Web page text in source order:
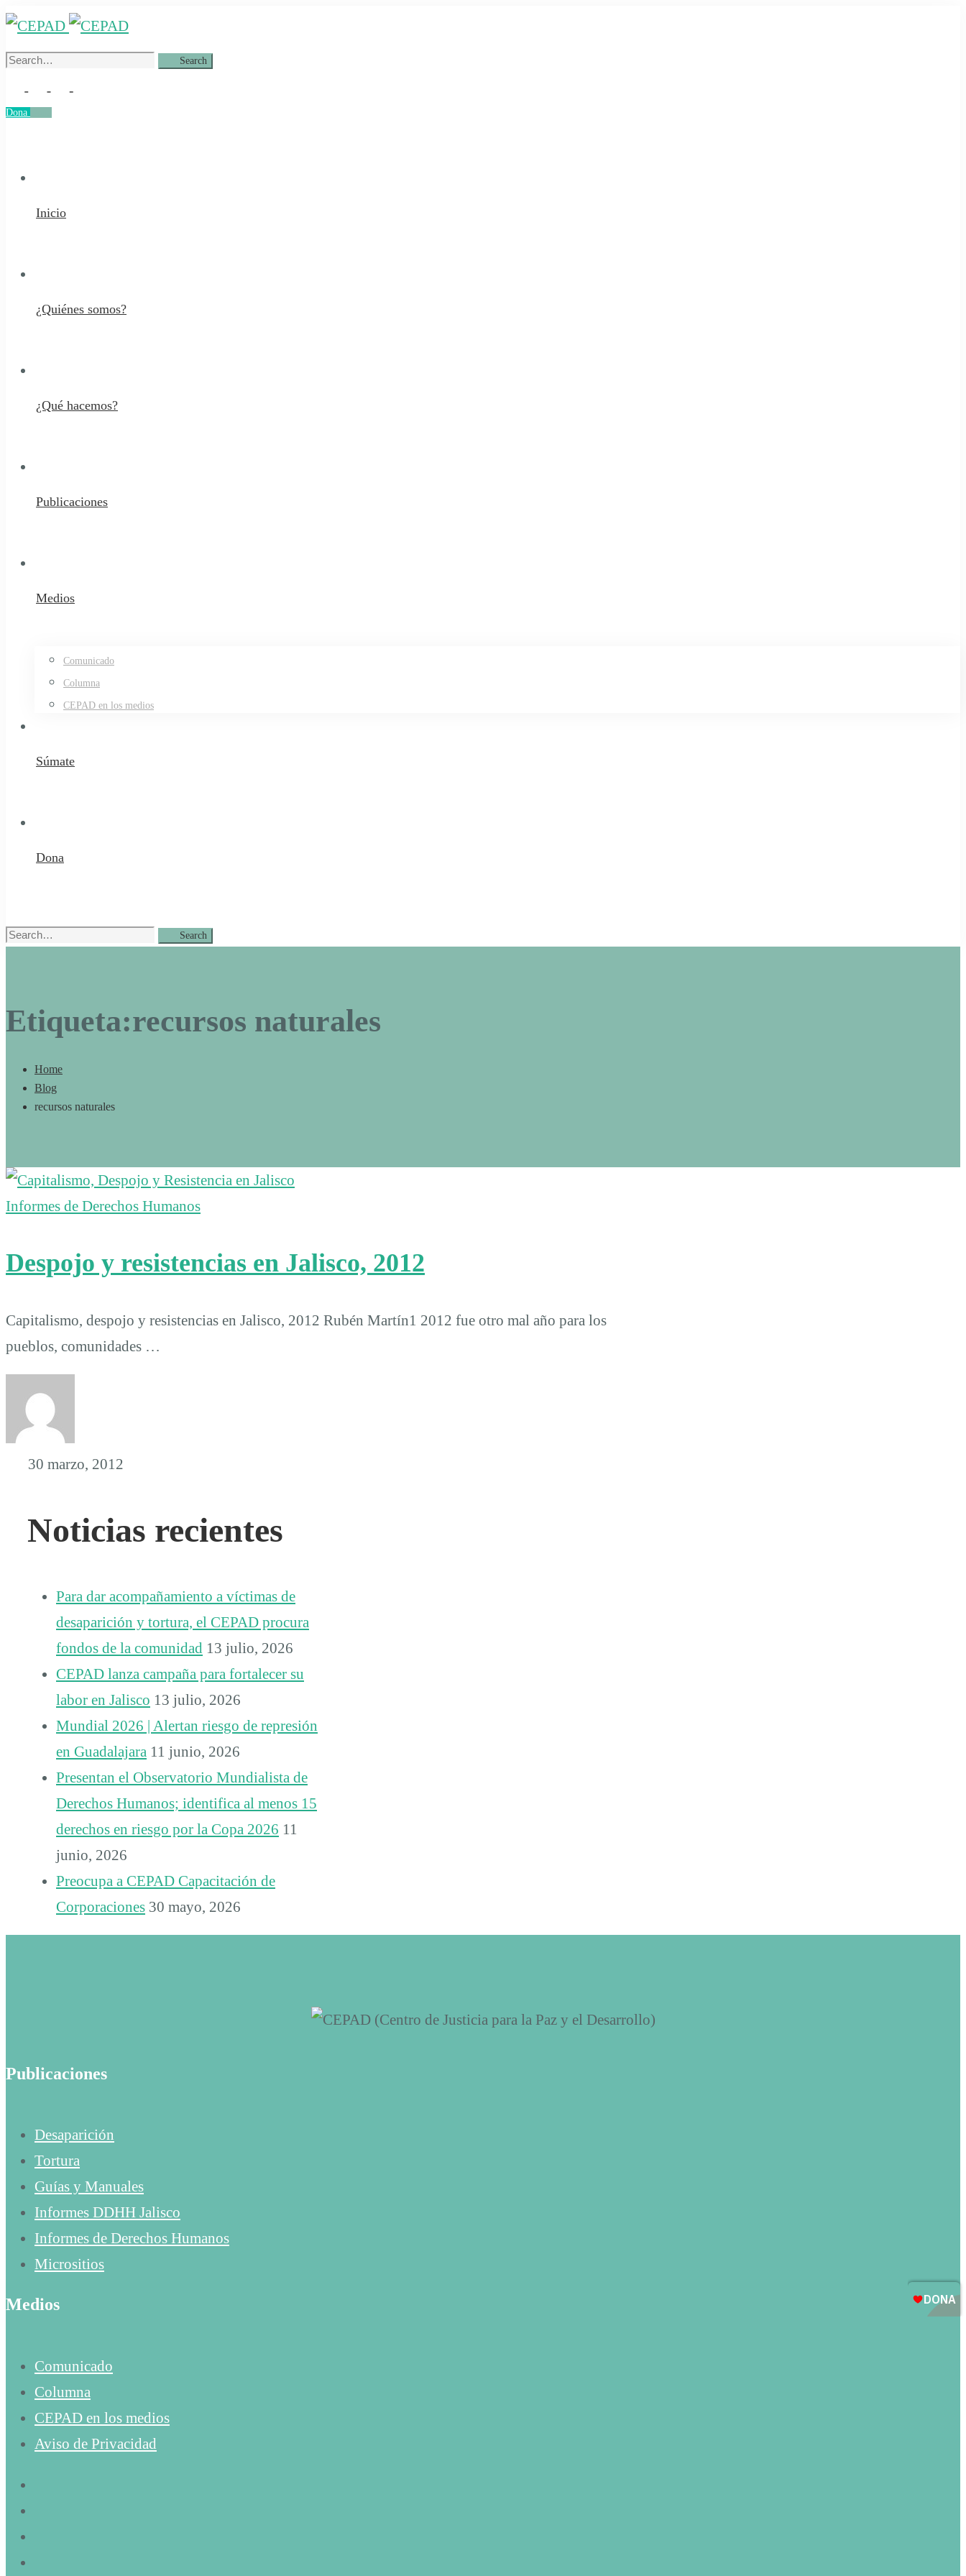
Search
Search
Dona
Inicio
¿Quiénes somos?
¿Qué hacemos?
Publicaciones
Medios
Comunicado
Columna
CEPAD en los medios
Súmate
Dona
Search
Search
Etiqueta:recursos naturales
Home
Blog
recursos naturales
Informes de Derechos Humanos
Despojo y resistencias en Jalisco, 2012
Capitalismo, despojo y resistencias en Jalisco, 2012 Rubén Martín1 2012 fue otro mal año para los
pueblos, comunidades …
30 marzo, 2012
Noticias recientes
Para dar acompañamiento a víctimas de
desaparición y tortura, el CEPAD procura
fondos de la comunidad 13 julio, 2026
CEPAD lanza campaña para fortalecer su
labor en Jalisco 13 julio, 2026
Mundial 2026 | Alertan riesgo de represión
en Guadalajara 11 junio, 2026
Presentan el Observatorio Mundialista de
Derechos Humanos; identifica al menos 15
derechos en riesgo por la Copa 2026 11
junio, 2026
Preocupa a CEPAD Capacitación de
Corporaciones 30 mayo, 2026
Publicaciones
Desaparición
Tortura
Guías y Manuales
Informes DDHH Jalisco
Informes de Derechos Humanos
Micrositios
Medios
Comunicado
Columna
CEPAD en los medios
Aviso de Privacidad